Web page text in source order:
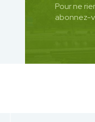
Pour ne
abonnez-